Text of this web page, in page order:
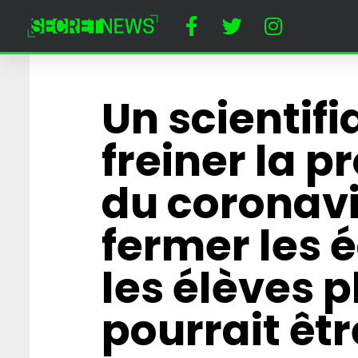
Un
freiner la
du
fermer les
les élèves
pourraitLa colonne
de la DeFi :